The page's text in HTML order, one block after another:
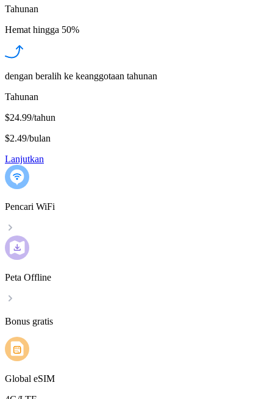
Tahunan
Hemat hingga 50%
dengan beralih ke keanggotaan tahunan
Tahunan
$24.99/tahun
$2.49/bulan
Lanjutkan
Pencari WiFi
Peta Offline
Bonus gratis
Global eSIM